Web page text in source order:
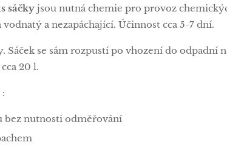
sáčky jsou nutná chemie pro provoz
a nezapáchající. Účinnost cca 5-7 dní.
Sáček se sám rozpustí po vhození do odpadní
20 l.
:
bez nutnosti odměřování